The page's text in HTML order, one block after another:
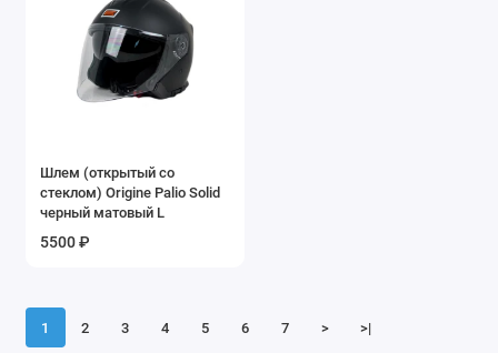
Шлем (открытый со
стеклом) Origine Palio Solid
черный матовый L
5500 ₽
1 2 3 4 5 6 7 > >|